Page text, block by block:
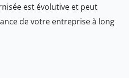
est évolutive et peut
de votre entreprise à long